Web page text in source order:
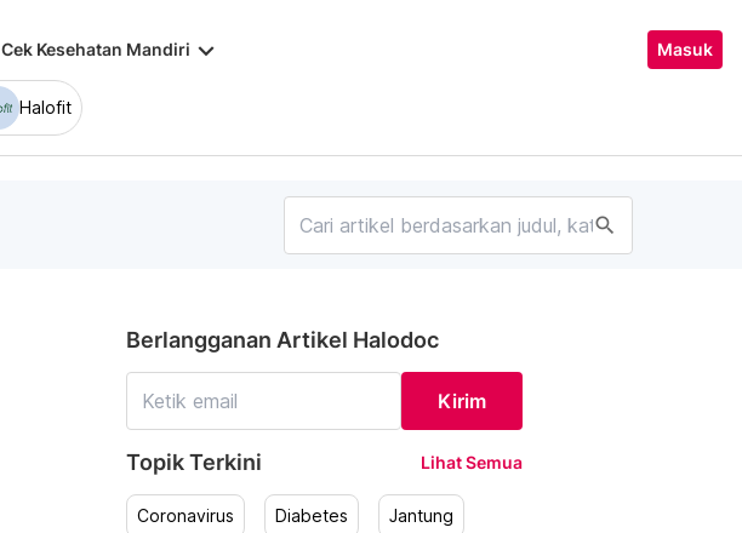
Cek Kesehatan Mandiri keyboard_arrow_down Masuk
Halofit
search
Berlangganan Artikel Halodoc
Kirim
Topik Terkini Lihat Semua
Coronavirus Diabetes Jantung